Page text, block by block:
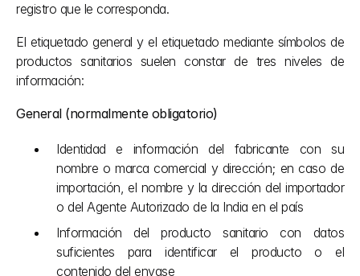
registro que le corresponda.
El etiquetado general y el etiquetado mediante símbolos de
productos sanitarios suelen constar de tres niveles de
información:
General (normalmente obligatorio)
Identidad e información del fabricante con su
nombre o marca comercial y dirección; en caso de
importación, el nombre y la dirección del importador
o del Agente Autorizado de la India en el país
Información del producto sanitario con datos
suficientes para identificar el producto o el
contenido del envase